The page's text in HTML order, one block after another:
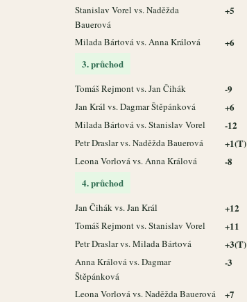
Stanislav Vorel vs. Naděžda
Bauerová
+5
Milada Bártová vs. Anna Králová
+6
3. průchod
Tomáš Rejmont vs. Jan Čihák -9
Jan Král vs. Dagmar Štěpánková +6
Milada Bártová vs. Stanislav Vorel -12
Petr Draslar vs. Naděžda Bauerová +1(T)
Leona Vorlová vs. Anna Králová
-8
4. průchod
Jan Čihák vs. Jan Král +12
Tomáš Rejmont vs. Stanislav Vorel +11
Petr Draslar vs. Milada Bártová +3(T)
Anna Králová vs. Dagmar
Štěpánková
-3
Leona Vorlová vs. Naděžda Bauerová
+7